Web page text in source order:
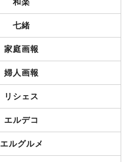
七緒
家庭画報
婦人画報
リシェス
エルデコ
エルグルメ